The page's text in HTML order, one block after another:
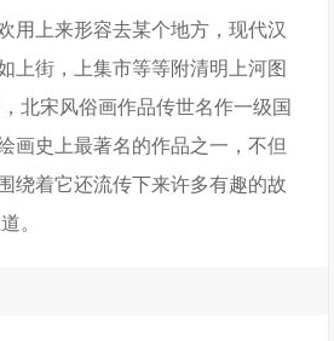
用上来形容去某个地方，现代汉
上街，上集市等等附清明上河图
北宋风俗画作品传世名作一级国
画史上最著名的作品之一，不但
绕着它还流传下来许多有趣的故
。